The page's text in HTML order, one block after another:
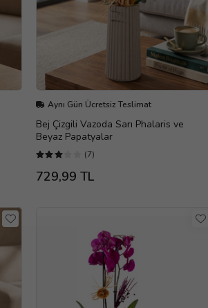
Aynı Gün Ücretsiz Teslimat
Bej Çizgili Vazoda Sarı Phalaris ve
Beyaz Papatyalar
(7)
729,99 TL